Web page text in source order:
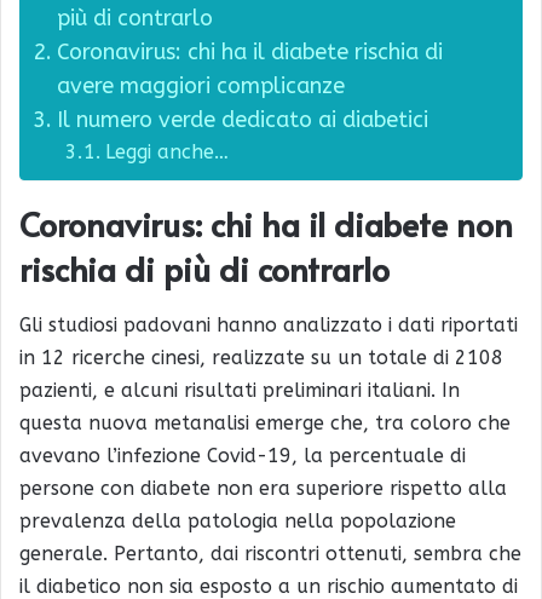
più di contrarlo
Coronavirus: chi ha il diabete rischia di
avere maggiori complicanze
Il numero verde dedicato ai diabetici
Leggi anche…
Coronavirus: chi ha il diabete non
rischia di più di contrarlo
Gli studiosi padovani hanno analizzato i dati riportati
in 12 ricerche cinesi, realizzate su un totale di 2108
pazienti, e alcuni risultati preliminari italiani. In
questa nuova metanalisi emerge che, tra coloro che
avevano l’infezione Covid-19, la percentuale di
persone con diabete non era superiore rispetto alla
prevalenza della patologia nella popolazione
generale. Pertanto, dai riscontri ottenuti, sembra che
il diabetico non sia esposto a un rischio aumentato di